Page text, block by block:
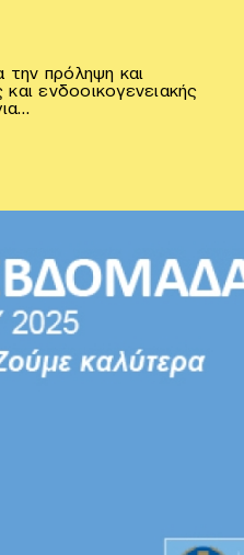
πρόληψη και
ενδοοικογενειακής